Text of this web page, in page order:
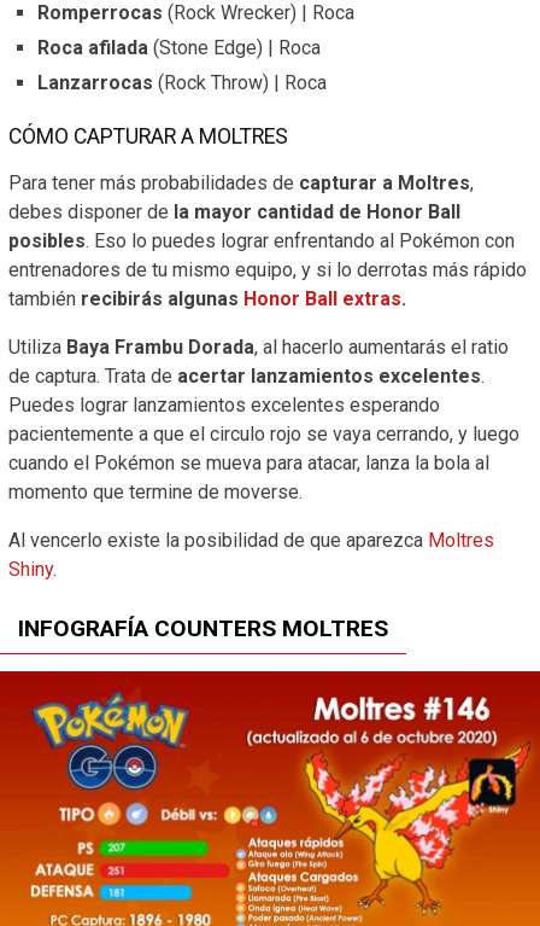
Romperrocas (Rock Wrecker) | Roca
Roca afilada (Stone Edge) | Roca
Lanzarrocas (Rock Throw) | Roca
CÓMO CAPTURAR A MOLTRES
Para tener más probabilidades de capturar a Moltres,
debes disponer de la mayor cantidad de Honor Ball
posibles. Eso lo puedes lograr enfrentando al Pokémon con
entrenadores de tu mismo equipo, y si lo derrotas más rápido
también recibirás algunas Honor Ball extras.
Utiliza Baya Frambu Dorada, al hacerlo aumentarás el ratio
de captura. Trata de acertar lanzamientos excelentes.
Puedes lograr lanzamientos excelentes esperando
pacientemente a que el circulo rojo se vaya cerrando, y luego
cuando el Pokémon se mueva para atacar, lanza la bola al
momento que termine de moverse.
Al vencerlo existe la posibilidad de que aparezca Moltres
Shiny.
INFOGRAFÍA COUNTERS MOLTRES